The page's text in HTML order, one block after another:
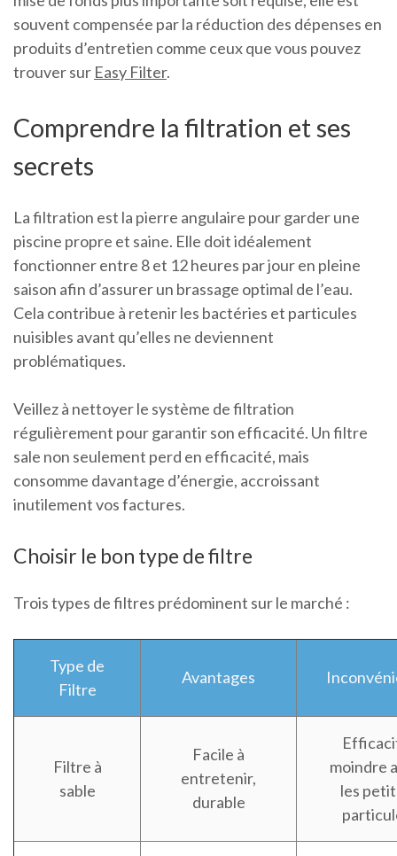
souvent compensée par la réduction des dépenses en
produits d’entretien comme ceux que vous pouvez
trouver sur Easy Filter.
Comprendre la filtration et ses
secrets
La filtration est la pierre angulaire pour garder une
piscine propre et saine. Elle doit idéalement
fonctionner entre 8 et 12 heures par jour en pleine
saison afin d’assurer un brassage optimal de l’eau.
Cela contribue à retenir les bactéries et particules
nuisibles avant qu’elles ne deviennent
problématiques.
Veillez à nettoyer le système de filtration
régulièrement pour garantir son efficacité. Un filtre
sale non seulement perd en efficacité, mais
consomme davantage d’énergie, accroissant
inutilement vos factures.
Choisir le bon type de filtre
Trois types de filtres prédominent sur le marché :
Type de
Filtre
Avantages
Filtre à
sable
Facile à
entretenir,
durable
moindre
les